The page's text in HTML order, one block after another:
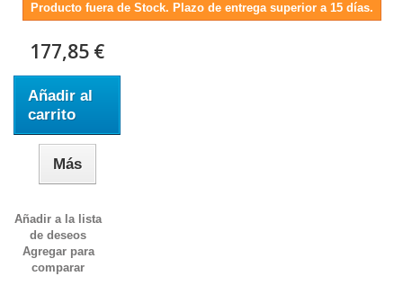
Producto fuera de Stock. Plazo de entrega superior a 15 días.
177,85 €
Añadir al
carrito
Más
Añadir a la lista
de deseos
Agregar para
comparar